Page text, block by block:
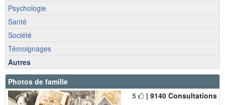
Psychologie
Santé
Société
Témoignages
Autres
Photos de famille
5
| 9140 Consultations